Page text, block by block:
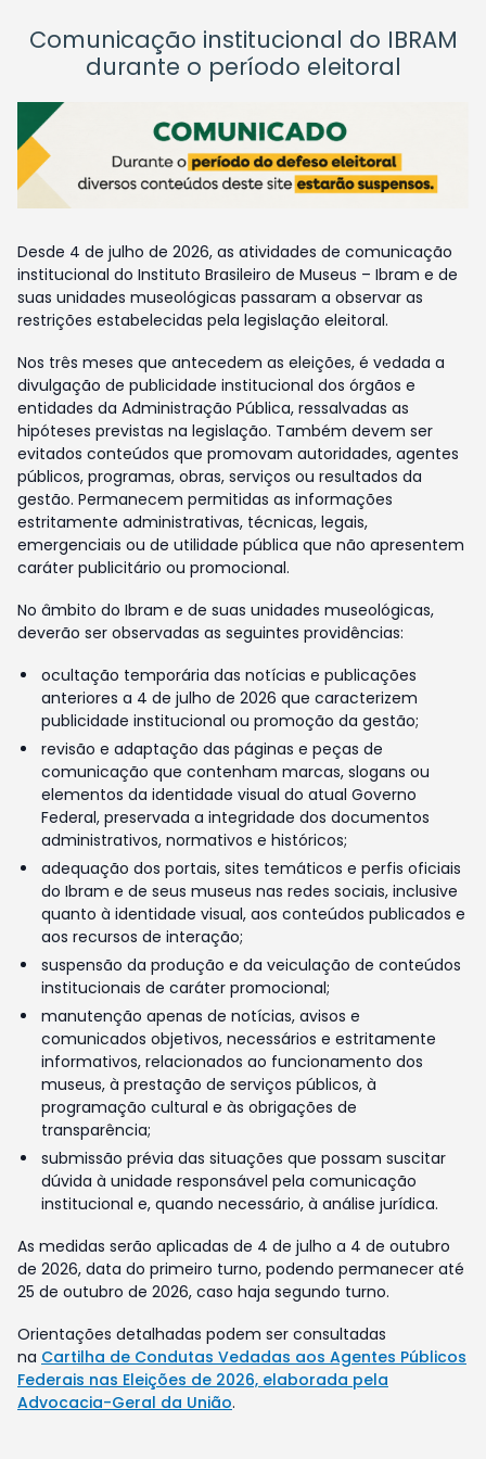
Comunicação institucional do IBRAM
durante o período eleitoral
Desde 4 de julho de 2026, as atividades de comunicação
institucional do Instituto Brasileiro de Museus – Ibram e de
suas unidades museológicas passaram a observar as
restrições estabelecidas pela legislação eleitoral.
Nos três meses que antecedem as eleições, é vedada a
divulgação de publicidade institucional dos órgãos e
entidades da Administração Pública, ressalvadas as
hipóteses previstas na legislação. Também devem ser
evitados conteúdos que promovam autoridades, agentes
públicos, programas, obras, serviços ou resultados da
gestão. Permanecem permitidas as informações
estritamente administrativas, técnicas, legais,
emergenciais ou de utilidade pública que não apresentem
caráter publicitário ou promocional.
No âmbito do Ibram e de suas unidades museológicas,
deverão ser observadas as seguintes providências:
ocultação temporária das notícias e publicações
anteriores a 4 de julho de 2026 que caracterizem
publicidade institucional ou promoção da gestão;
revisão e adaptação das páginas e peças de
comunicação que contenham marcas, slogans ou
elementos da identidade visual do atual Governo
Federal, preservada a integridade dos documentos
administrativos, normativos e históricos;
adequação dos portais, sites temáticos e perfis oficiais
do Ibram e de seus museus nas redes sociais, inclusive
quanto à identidade visual, aos conteúdos publicados e
aos recursos de interação;
suspensão da produção e da veiculação de conteúdos
institucionais de caráter promocional;
manutenção apenas de notícias, avisos e
comunicados objetivos, necessários e estritamente
informativos, relacionados ao funcionamento dos
museus, à prestação de serviços públicos, à
programação cultural e às obrigações de
transparência;
submissão prévia das situações que possam suscitar
dúvida à unidade responsável pela comunicação
institucional e, quando necessário, à análise jurídica.
As medidas serão aplicadas de 4 de julho a 4 de outubro
de 2026, data do primeiro turno, podendo permanecer até
25 de outubro de 2026, caso haja segundo turno.
Orientações detalhadas podem ser consultadas
na Cartilha de Condutas Vedadas aos Agentes Públicos
Federais nas Eleições de 2026, elaborada pela
Advocacia-Geral da União.